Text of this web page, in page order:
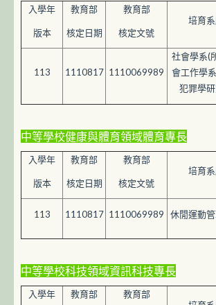
入學年
版本
教育部
核定日期
教育部
核定文號
培育
113 1110817 1110069989
社會學系(
會工作學
犯罪學
中等學校健康與體育領域體育專長
入學年
版本
教育部
核定日期
教育部
核定文號
培育
113 1110817 1110069989 休閒運動
中等學校科技領域資訊科技專長
入學年 教育部
教育部